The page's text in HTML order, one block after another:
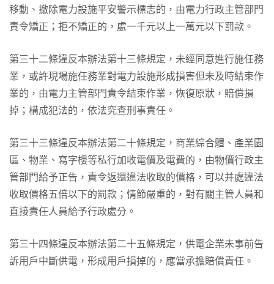
移動、撤除電力設施平安警示標志的，由電力行政主管部門
責令矯正；拒不矯正的，處一千元以上一萬元以下罰款。
第三十二條違反本辦法第十三條規定，未經同意進行施任務
業，或許現場施任務業對電力設施形成損害但未及時結束作
業的，由電力主管部門責令結束作業，恢復原狀，賠償損
掉；構成犯法的，依法究查刑事責任。
第三十三條違反本辦法第二十條規定，商業綜合體、產業園
區、物業、寫字樓等私行加收電價及電費的，由物價行政主
管部門給予正告，責令返還違法收取的價格，可以并處違法
收取價格五倍以下的罰款；情節嚴重的，對有關主管人員和
直接責任人員給予行政處分。
第三十四條違反本辦法第二十五條規定，供電企業未事前告
訴用戶中斷供電，形成用戶損掉的，應當承擔賠償責任。